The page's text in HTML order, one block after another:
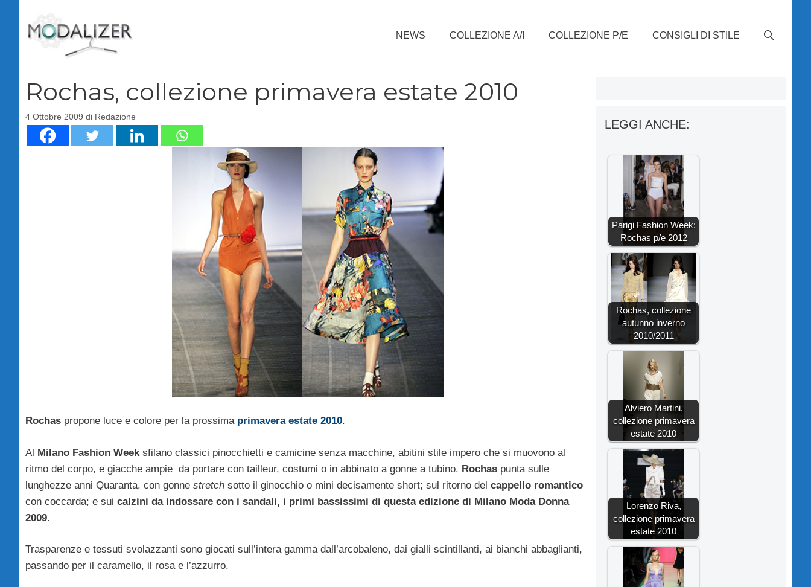
contenuto
NEWS COLLEZIONE A/I COLLEZIONE P/E CONSIGLI DI STILE
Rochas, collezione primavera estate 2010
4 Ottobre 2009 di Redazione
Rochas propone luce e colore per la prossima primavera estate 2010.
Al Milano Fashion Weeksfilano classici pinocchietti e camicine senza macchine, abitini stile impero che si muovono al
ritmo del corpo, e giacche ampie da portare con tailleur, costumi o in abbinato a gonne a tubino. Rochas punta sulle
lunghezze anni Quaranta, con gonne stretch sotto il ginocchio o mini decisamente short; sul ritorno del cappello romantico
con coccarda; e sui calzini da indossare con i sandali, i primi bassissimi di questa edizione di Milano Moda Donna
2009.
Trasparenze e tessuti svolazzanti sono giocati sull’intera gamma dall’arcobaleno, dai gialli scintillanti, ai bianchi abbaglianti,
passando per il caramello, il rosa e l’azzurro.
LEGGI ANCHE:
Parigi Fashion Week:
Rochas p/e 2012
Rochas, collezione
autunno inverno
2010/2011
Alviero Martini,
collezione primavera
estate 2010
Lorenzo Riva,
collezione primavera
estate 2010